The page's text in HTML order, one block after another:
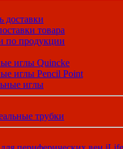
доставки
товара
по продукции
иглы Quincke
иглы Pencil Point
иглы
трубки